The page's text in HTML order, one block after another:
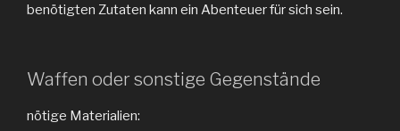
benötigten Zutaten kann ein Abenteuer für sich sein.
Waffen oder sonstige Gegenstände
nötige Materialien: